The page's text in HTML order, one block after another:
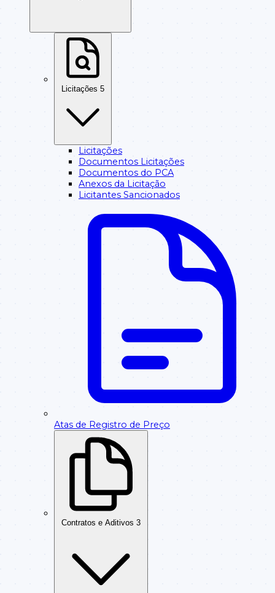
Licitações 5
Licitações
Documentos Licitações
Documentos do PCA
Anexos da Licitação
Licitantes Sancionados
Atas de Registro de Preço
Contratos e Aditivos 3